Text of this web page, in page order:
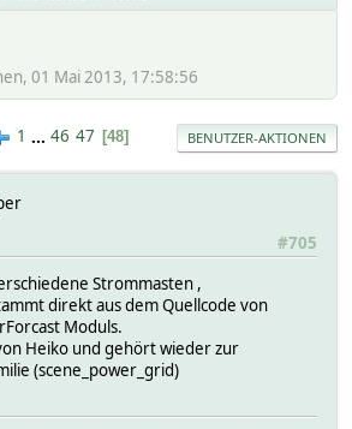
01 Mai 2013, 17:58:56
1 ... 46 47 48 BENUTZER-AKTIONEN
#705
Strommasten ,
direkt aus dem Quellcode von
Moduls.
Heiko und gehört wieder zur
(scene_power_grid)